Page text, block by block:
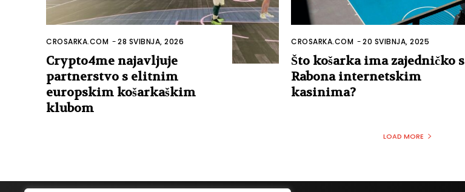
CROSARKA.COM -28 SVIBNJA, 2026
Crypto4me najavljuje
partnerstvo s elitnim
europskim košarkaškim
klubom
CROSARKA.COM -20 SVIBNJA, 2025
Što košarka ima zajedničko s
Rabona internetskim
kasinima?
LOAD MORE